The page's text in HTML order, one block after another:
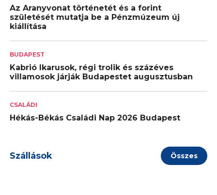
Az Aranyvonat történetét és a forint
születését mutatja be a Pénzmúzeum új
kiállítása
BUDAPEST
Kabrió Ikarusok, régi trolik és százéves
villamosok járják Budapestet augusztusban
CSALÁDI
Hékás-Békás Családi Nap 2026 Budapest
Szállások Összes